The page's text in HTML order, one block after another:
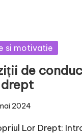
si motivatie
de
2024
Lor Drept: